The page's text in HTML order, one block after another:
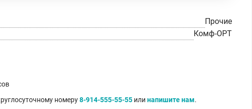
Прочие
Комф-ОРТ
номеру8-914-555-55-55 или напишите нам.